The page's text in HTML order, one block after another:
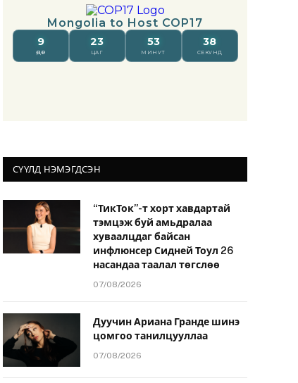
СҮҮЛД НЭМЭГДСЭН
“ТикТок”-т хорт хавдартай
тэмцэж буй амьдралаа
хуваалцдаг байсан
инфлюнсер Сидней Тоул 26
насандаа таалал төгслөө
07/08/2026
Дуучин Ариана Гранде шинэ
цомгоо танилцууллаа
07/08/2026